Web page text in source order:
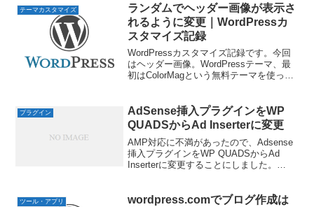
つけていたつもりだけど無効クリック
（既に出稿の終わって...
テーマカスタマイズ
ランダムでヘッダー画像が表示さ
れるように変更｜WordPressカ
スタマイズ記録
WordPressカスタマイズ記録です。今回
はヘッダー画像。WordPressテーマ、最
初はColorMagという無料テーマを使って
替えたあと思い通りになら...
プラグイン
AdSense挿入プラグインをWP
QUADSからAd Inserterに変更
AMP対応に不満があったので、Adsense
挿入プラグインをWP QUADSからAd
Inserterに変更することにしました。
ツール・アプリ
wordpress.comでブログ作成は